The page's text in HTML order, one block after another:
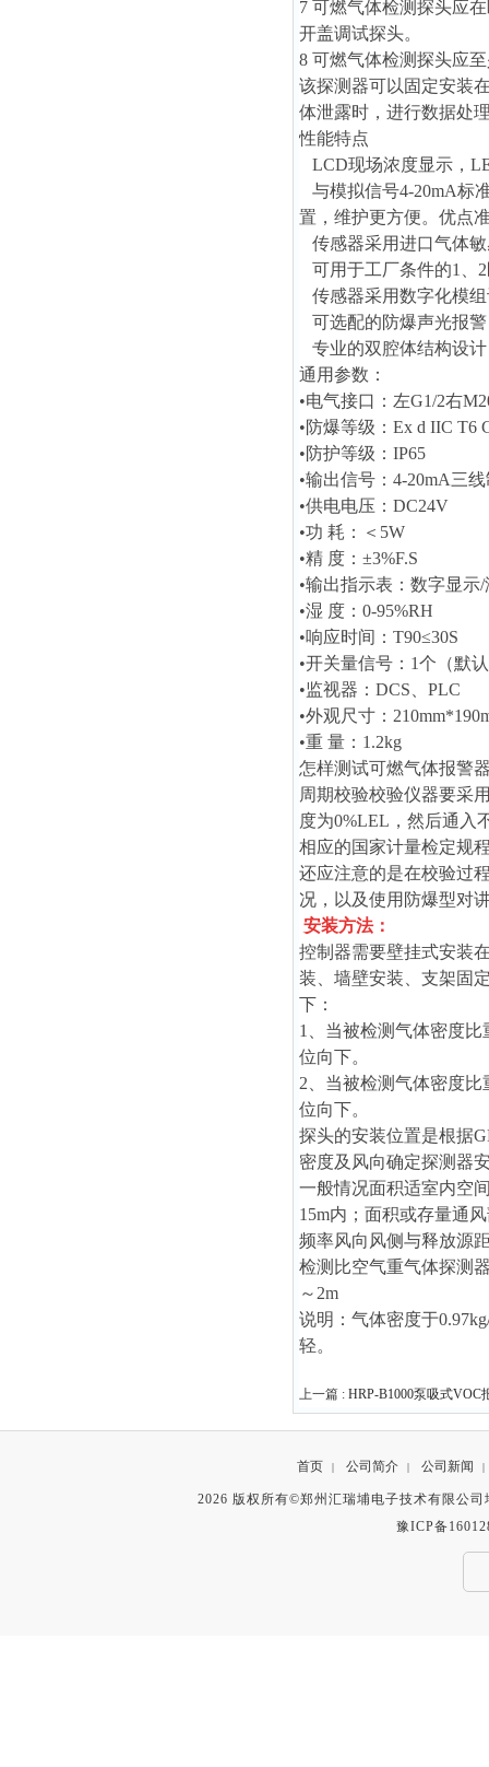
7 可燃气体检测探头应
开盖调试探头。
8 可燃气体检测探头应
该探测器可以固定安装
体泄露时，进行数据处
性能特点
LCD现场浓度显示，
与模拟信号4-20mA标
置，维护更方便。优点
传感器采用进口气体
可用于工厂条件的1、
传感器采用数字化模
可选配的防爆声光报
专业的双腔体结构设
通用参数：
•电气接口：左G1/2右
•防爆等级：Ex d IIC T6
•防护等级：IP65
•输出信号：4-20mA三
•供电电压：DC24V
•功 耗：＜5W
•精 度：±3%F.S
•输出指示表：数字显示
•湿 度：0-95%RH
•响应时间：T90≤30S
•开关量信号：1个（默
•监视器：DCS、PLC
•外观尺寸：
•重 量：1.2kg
怎样测试可燃气体报警
周期校验校验仪器要采
度为0%LEL，然后通入
相应的国家计量检定规
还应注意的是在校验过
况，以及使用防爆型对
安装方法：
控制器需要壁挂式安装
装、墙壁安装、支架固
下：
1、当被检测气体密度
位向下。
2、当被检测气体密度
位向下。
探头的安装位置是根据
密度及风向确定探测器
一般情况面积适室内空
15m内；面积或存量通
频率风向风侧与释放源
检测比空气重气体探测
～2m
说明：气体密度于
轻。
上一篇 : HRP-B1000泵吸式VOC
首页 | 公司简介 | 公司新闻 |
2026 版权所有©郑州汇瑞埔电子技术有限公
豫ICP备